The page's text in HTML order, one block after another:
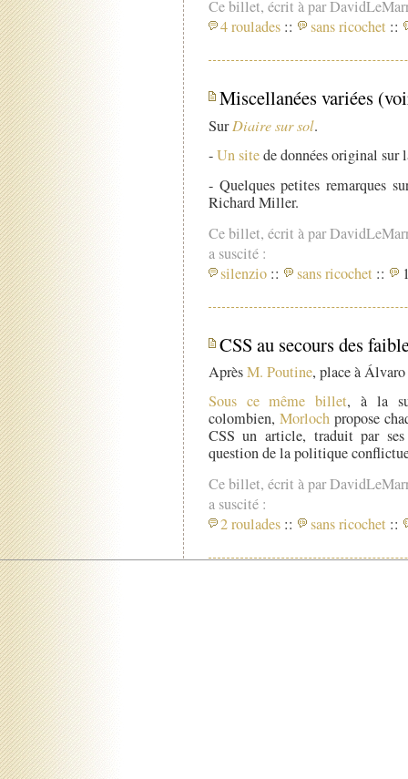
Ce billet, écrit à par
4 roulades :: sans ricochet ::
Miscellanées variées
SurDiaire sur sol.
-Un sitede données original sur
- Quelques petites remarques
Richard Miller.
Ce billet, écrit à par
a suscité :
silenzio :: sans ricochet ::
CSS au secours des
AprèsM. Poutine, place à
Sous ce même billet, à la
colombien, Morlochpropose
CSS un article, traduit par
question de la politique
Ce billet, écrit à par
a suscité :
2 roulades :: sans ricochet ::